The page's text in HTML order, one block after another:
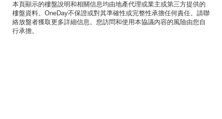
本頁顯示的樓盤說明和相關信息均由地產代理或業主或第三方提供的
樓盤資料。OneDay不保證或對其準確性或完整性承擔任何責任。請聯
絡放盤者獲取更多詳細信息。您訪問和使用本協議內容的風險由您自
行承擔。